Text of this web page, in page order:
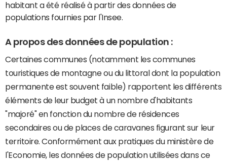
habitant a été réalisé à partir des données de
populations fournies par l'Insee.
A propos des données de population :
Certaines communes (notamment les communes
touristiques de montagne ou du littoral dont la population
permanente est souvent faible) rapportent les différents
éléments de leur budget à un nombre d'habitants
"majoré" en fonction du nombre de résidences
secondaires ou de places de caravanes figurant sur leur
territoire. Conformément aux pratiques du ministère de
l'Economie, les données de population utilisées dans ce